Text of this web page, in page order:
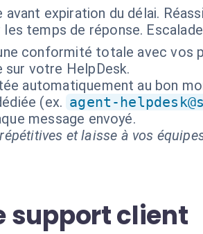
expiration du délai.
temps de réponse.
conformité totale avec vos
votre HelpDesk.
automatiquement au bon
(ex. agent-
message envoyé.
et laisse à vos
support client